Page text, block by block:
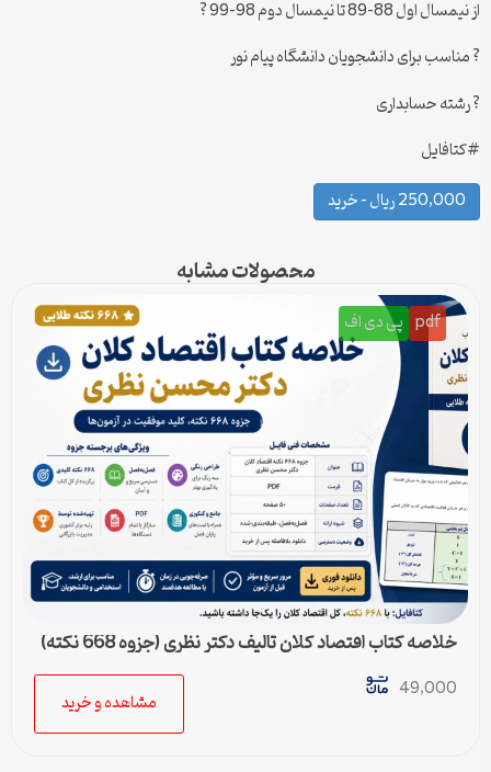
از نیمسال اول 88-89 تا نیمسال دوم 98-99 ?
? مناسب برای دانشجویان دانشگاه پیام نور
? رشته حسابداری
#کتافایل
250,000 ریال – خرید
محصولات مشابه
pdf پی دی اف
خلاصه کتاب اقتصاد کلان تالیف دکتر نظری (جزوه 668 نکته)
49,000
مشاهده و خرید